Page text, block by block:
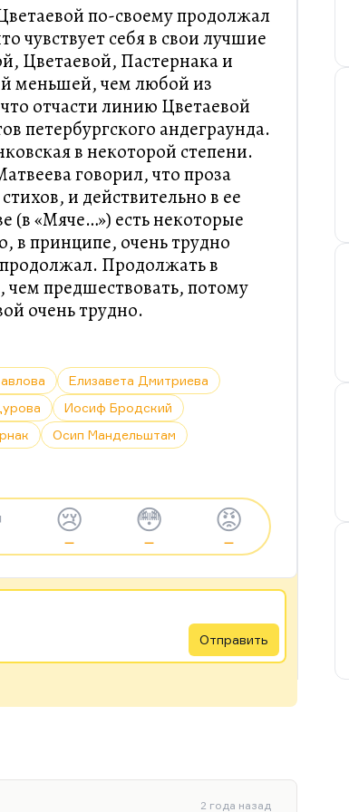
по-своему продолжал
чувствует себя в свои лучшие
Цветаевой, Пастернака и
меньшей, чем любой из
отчасти линию Цветаевой
петербургского андеграунда.
в некоторой степени.
говорил, что проза
и действительно в ее
(в «Мяче…») есть некоторые
в принципе, очень трудно
Продолжать в
предшествовать, потому
очень трудно.
Елизавета Дмитриева
Иосиф Бродский
Осип Мандельштам
😢
—
😳
—
😡
—
Отправить
2 года назад